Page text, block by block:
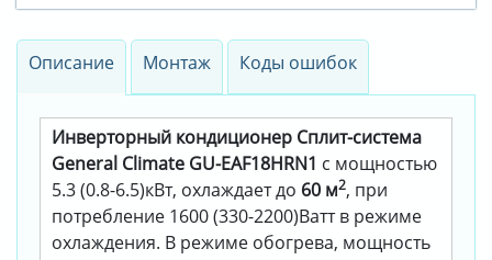
Описание Монтаж Коды ошибок
Инверторный кондиционер Cплит-система
General Climate GU-EAF18HRN1 с мощностью
5.3 (0.8-6.5)кВт, охлаждает до 60 м2, при
потребление 1600 (330-2200)Ватт в режиме
охлаждения. В режиме обогрева, мощность